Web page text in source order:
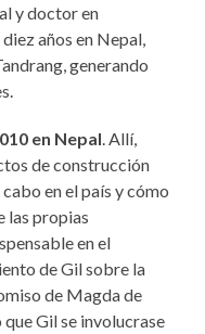
y doctor en
años en Nepal,
generando
en Nepal . Allí,
de construcción
en el país y cómo
las propias
en el
de Gil sobre la
de Magda de
Gil se involucrase